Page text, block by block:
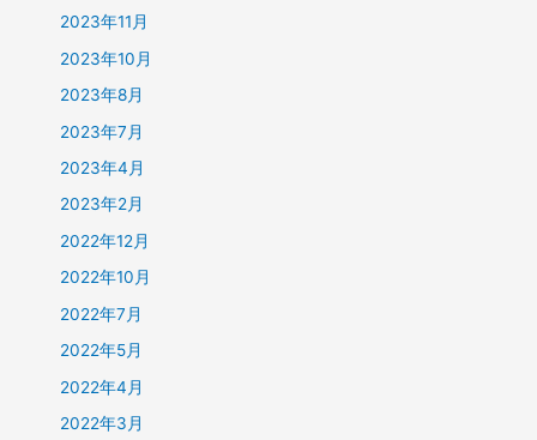
2023年11月
2023年10月
2023年8月
2023年7月
2023年4月
2023年2月
2022年12月
2022年10月
2022年7月
2022年5月
2022年4月
2022年3月